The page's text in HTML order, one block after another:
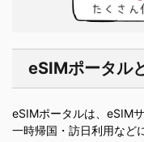
eSIMポータル
eSIMポータルは、eSIM
一時帰国・訪日利用など